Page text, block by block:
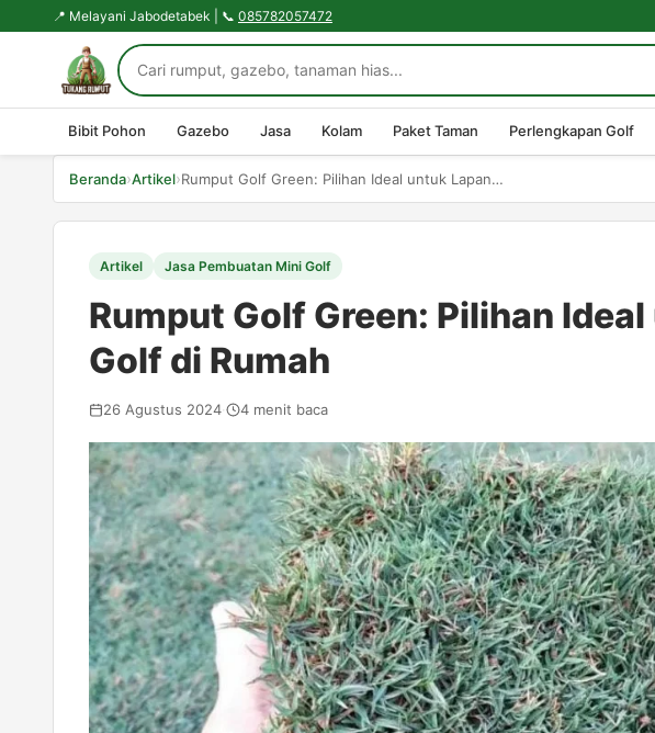
📍 Melayani Jabodetabek | 📞 085782057472
Bibit Pohon Gazebo Jasa Kolam Paket Taman Perlengkapan Golf
Beranda›Artikel› Rumput Golf Green: Pilihan Ideal untuk Lapangan Mini...
Artikel Jasa Pembuatan Mini Golf
Rumput Golf Green: Pilihan
Golf di Rumah
26 Agustus 2024· 4 menit baca